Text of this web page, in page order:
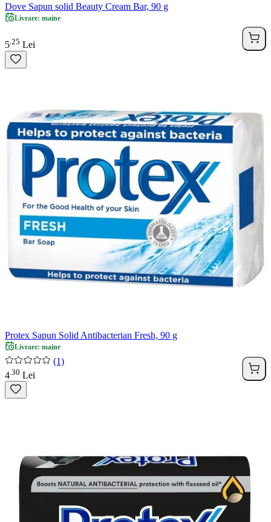
Dove Sapun solid Beauty Cream Bar, 90 g
Livrare: maine
5 25 Lei
Protex Sapun Solid Antibacterian Fresh, 90 g
Livrare: maine
(1)
4 30 Lei